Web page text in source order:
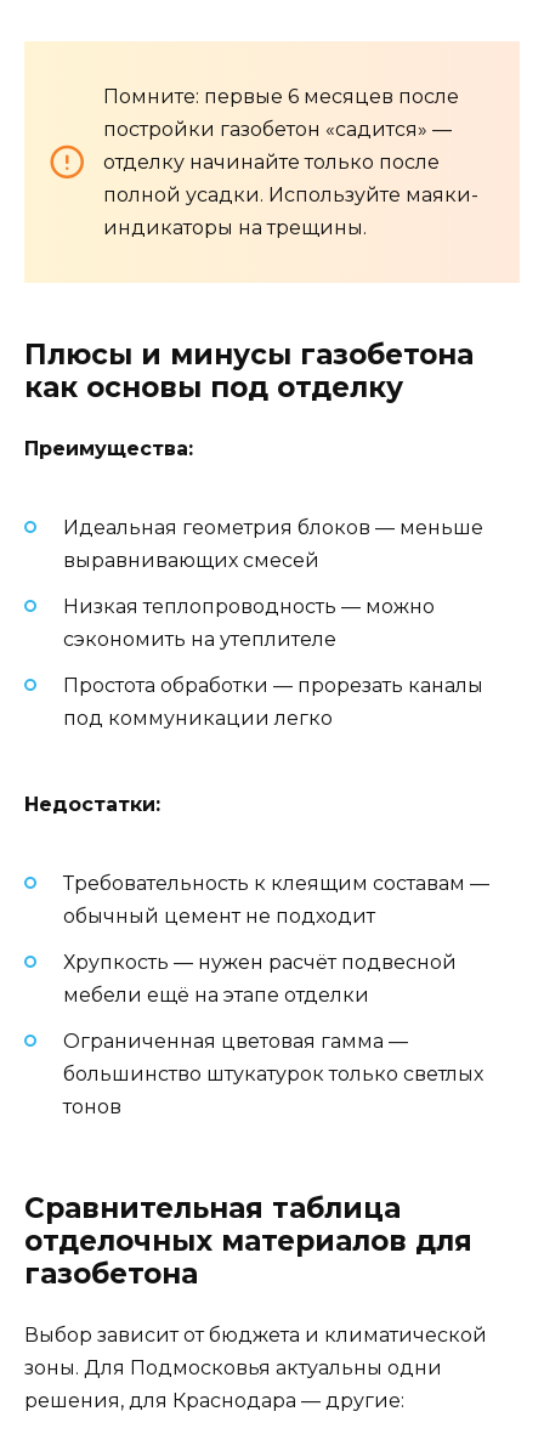
Помните: первые 6 месяцев после
постройки газобетон «садится» —
отделку начинайте только после
полной усадки. Используйте маяки-
индикаторы на трещины.
Плюсы и минусы газобетона
как основы под отделку
Преимущества:
Идеальная геометрия блоков — меньше
выравнивающих смесей
Низкая теплопроводность — можно
сэкономить на утеплителе
Простота обработки — прорезать каналы
под коммуникации легко
Недостатки:
Требовательность к клеящим составам —
обычный цемент не подходит
Хрупкость — нужен расчёт подвесной
мебели ещё на этапе отделки
Ограниченная цветовая гамма —
большинство штукатурок только светлых
тонов
Сравнительная таблица
отделочных материалов для
газобетона
Выбор зависит от бюджета и климатической
зоны. Для Подмосковья актуальны одни
решения, для Краснодара — другие: